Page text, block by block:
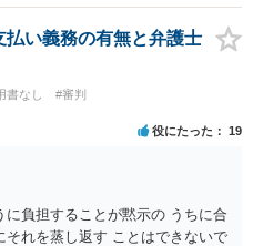
い義務の有無と弁護士
書なし
#審判
役にたった 19
に負担することが黙示の うちに合
れを蒸し返す ことはできないで